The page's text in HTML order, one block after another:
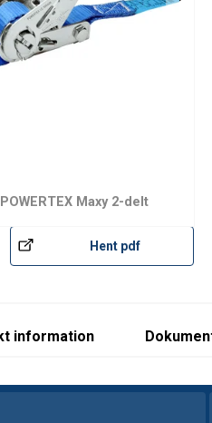
Maxy 2-delt
Hent pdf
information